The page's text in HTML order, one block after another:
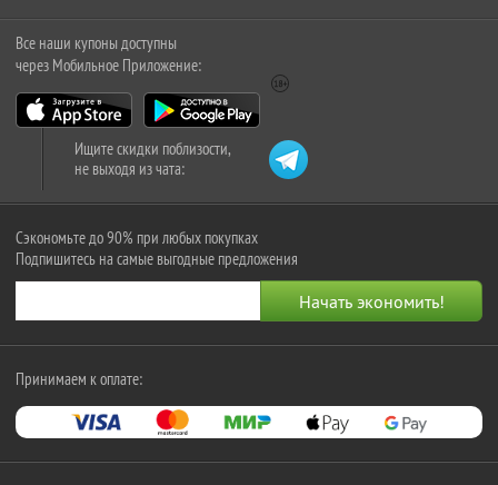
Все наши купоны доступны
через Мобильное Приложение:
Ищите скидки поблизости,
не выходя из чата:
Сэкономьте до 90% при любых покупках
Подпишитесь на самые выгодные предложения
Принимаем к оплате: